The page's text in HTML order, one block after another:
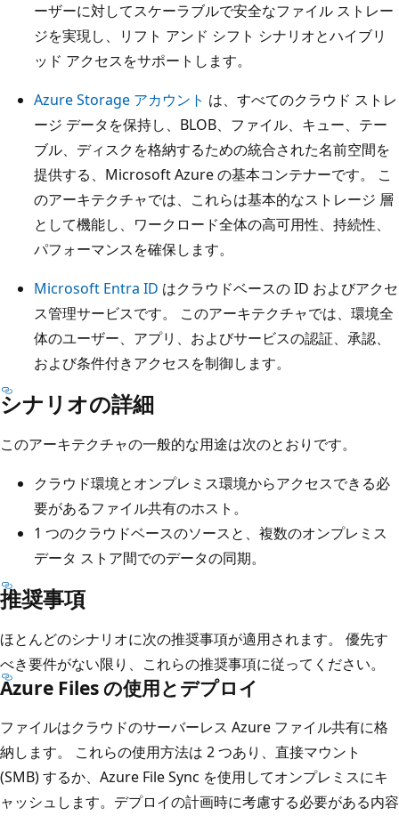
ーザーに対してスケーラブルで安全なファイル ストレー
ジを実現し、リフト アンド シフト シナリオとハイブリ
ッド アクセスをサポートします。
Azure Storage アカウント は、すべてのクラウド ストレ
ージ データを保持し、BLOB、ファイル、キュー、テー
ブル、ディスクを格納するための統合された名前空間を
提供する、Microsoft Azure の基本コンテナーです。 こ
のアーキテクチャでは、これらは基本的なストレージ 層
として機能し、ワークロード全体の高可用性、持続性、
パフォーマンスを確保します。
Microsoft Entra ID はクラウドベースの ID およびアクセ
ス管理サービスです。 このアーキテクチャでは、環境全
体のユーザー、アプリ、およびサービスの認証、承認、
および条件付きアクセスを制御します。
シナリオの詳細
このアーキテクチャの一般的な用途は次のとおりです。
クラウド環境とオンプレミス環境からアクセスできる必
要があるファイル共有のホスト。
1 つのクラウドベースのソースと、複数のオンプレミス
データ ストア間でのデータの同期。
推奨事項
ほとんどのシナリオに次の推奨事項が適用されます。 優先す
べき要件がない限り、これらの推奨事項に従ってください。
Azure Files の使用とデプロイ
ファイルはクラウドのサーバーレス Azure ファイル共有に格
納します。 これらの使用方法は 2 つあり、直接マウント
(SMB) するか、Azure File Sync を使用してオンプレミスにキ
ャッシュします。デプロイの計画時に考慮する必要がある内容